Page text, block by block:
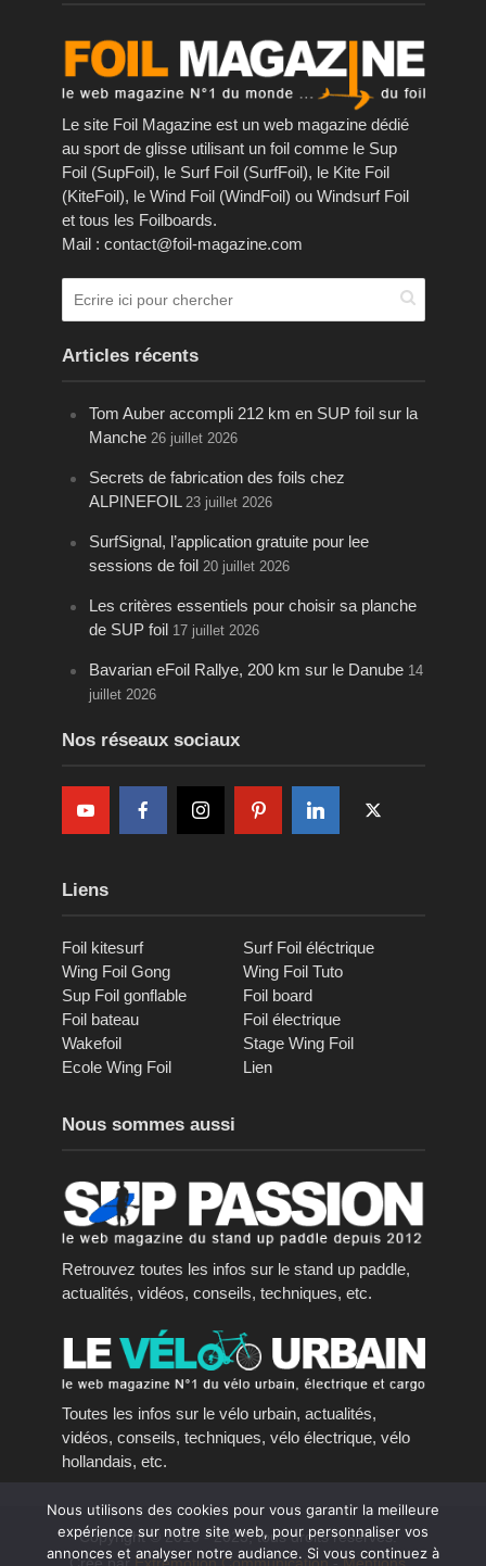
Le site Foil Magazine est un web magazine dédié
au sport de glisse utilisant un foil comme le Sup
Foil (SupFoil), le Surf Foil (SurfFoil), le Kite Foil
(KiteFoil), le Wind Foil (WindFoil) ou Windsurf Foil
et tous les Foilboards.
Mail : contact@foil-magazine.com
Articles récents
Tom Auber accompli 212 km en SUP foil sur la
Manche 26 juillet 2026
Secrets de fabrication des foils chez
ALPINEFOIL 23 juillet 2026
SurfSignal, l’application gratuite pour lee
sessions de foil 20 juillet 2026
Les critères essentiels pour choisir sa planche
de SUP foil 17 juillet 2026
Bavarian eFoil Rallye, 200 km sur le Danube 14
juillet 2026
Nos réseaux sociaux
Liens
Foil kitesurf
Surf Foil éléctrique
Wing Foil Gong
Wing Foil Tuto
Sup Foil gonflable
Foil board
Foil bateau
Foil électrique
Wakefoil
Stage Wing Foil
Ecole Wing Foil
Lien
Nous sommes aussi
Retrouvez toutes les infos sur le stand up paddle,
actualités, vidéos, conseils, techniques, etc.
Toutes les infos sur le vélo urbain, actualités,
vidéos, conseils, techniques, vélo électrique, vélo
hollandais, etc.
Copyright © 2016 - 2023, tous droits réservés.
Nous utilisons des cookies pour vous garantir la meilleure
expérience sur notre site web, pour personnaliser vos
annonces et analyser notre audiance. Si vous continuez à